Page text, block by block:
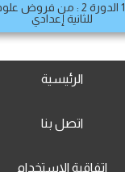
تصحيح الفرض 1 الدورة 2 :
للثانية إعدادي
الرئيسية
اتصل بنا
اتفاقية الاستخدام